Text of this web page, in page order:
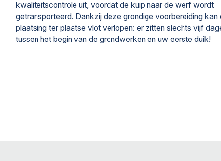
kwaliteitscontrole uit, voordat de kuip naar de werf wordt
getransporteerd. Dankzij deze grondige voorbereiding kan
plaatsing ter plaatse vlot verlopen: er zitten slechts vijf
tussen het begin van de grondwerken en uw eerste duik!